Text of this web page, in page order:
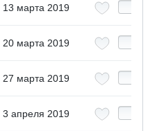
13 марта 2019
20 марта 2019
27 марта 2019
3 апреля 2019